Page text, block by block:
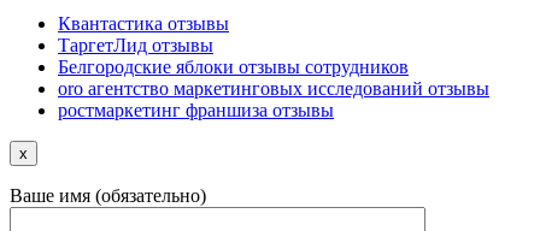
Квантастика отзывы
ТаргетЛид отзывы
Белгородские яблоки отзывы сотрудников
oro агентство маркетинговых исследований отзывы
ростмаркетинг франшиза отзывы
x
Ваше имя (обязательно)